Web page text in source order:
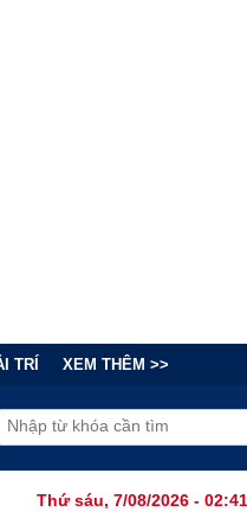
TRÍ XEM THÊM >>
Thứ sáu, 7/08/2026 -
làm thay đổi cục diện bầu